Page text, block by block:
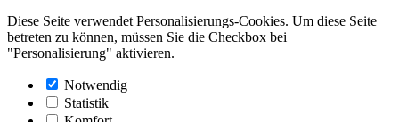
Diese Seite verwendet Personalisierungs-Cookies. Um diese Seite
betreten zu können, müssen Sie die Checkbox bei
"Personalisierung" aktivieren.
Notwendig
Statistik